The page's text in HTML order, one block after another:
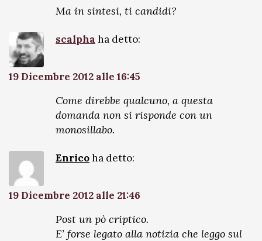
Ma in sintesi, ti candidi?
scalpha ha detto:
19 Dicembre 2012 alle 16:45
Come direbbe qualcuno, a questa
domanda non si risponde con un
monosillabo.
Enricoha detto:
19 Dicembre 2012 alle 21:46
Post un pò criptico.
E’ forse legato alla notizia che leggo sul